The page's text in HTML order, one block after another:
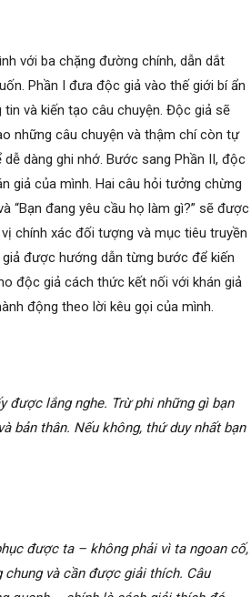
với ba chặng đường chính, dẫn dắt
Phần I đưa độc giả vào thế giới bí ẩn
và kiến tạo câu chuyện. Độc giả sẽ
những câu chuyện và thậm chí còn tự
dàng ghi nhớ. Bước sang Phần II, độc
giả của mình. Hai câu hỏi tưởng chừng
“Bạn đang yêu cầu họ làm gì?” sẽ được
chính xác đối tượng và mục tiêu truyền
được hướng dẫn từng bước để kiến
độc giả cách thức kết nối với khán giả
động theo lời kêu gọi của mình.
được lắng nghe. Trừ phi những gì bạn
bản thân. Nếu không, thứ duy nhất bạn
được ta – không phải vì ta ngoan cố,
và cần được giải thích. Câu